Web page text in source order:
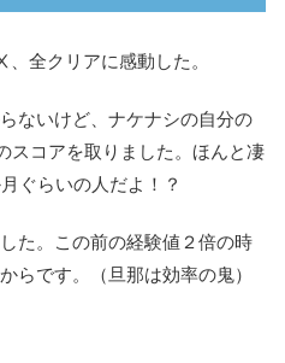
全クリアに感動した。
ないけど、ナケナシの自分の
スコアを取りました。ほんと凄
ぐらいの人だよ！？
た。この前の経験値２倍の時
らです。（旦那は効率の鬼）